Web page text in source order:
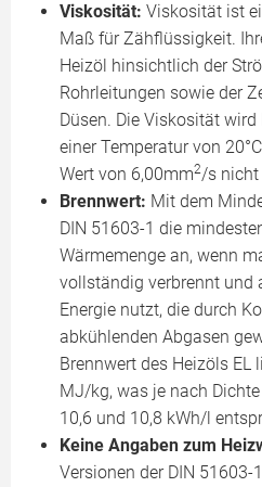
Viskosität: Viskosität ist
Maß für Zähflüssigkeit.
Heizöl hinsichtlich der
Rohrleitungen sowie der
Düsen. Die Viskosität
einer Temperatur von
Wert von 6,00mm2/s nicht
Brennwert: Mit dem
DIN 51603-1 die
Wärmemenge an, wenn
vollständig verbrennt und
Energie nutzt, die durch
abkühlenden Abgasen
Brennwert des Heizöls EL
MJ/kg, was je nach
10,6 und 10,8 kWh/l
Keine Angaben zum
Versionen der DIN